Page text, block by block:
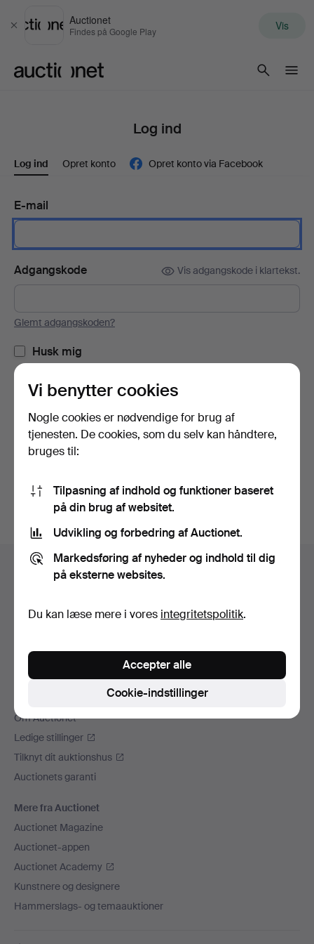
Luk
Auctionet
Findes på Google Play Vis
Log ind
Log ind Opret konto Opret konto via Facebook
E-mail
Adgangskode Vis adgangskode i klartekst.
Glemt adgangskoden?
Husk mig
Log ind
eller log ind via Facebook her
Sidefodsnavigation
Hjælp og kontaktoplysninger
Alle auktionshuse
Om Auctionet
Ledige stillinger
Tilknyt dit auktionshus
Auctionets garanti
Mere fra Auctionet
Auctionet Magazine
Auctionet-appen
Auctionet Academy
Kunstnere og designere
Hammerslags- og temaauktioner
Vi benytter cookies
Nogle cookies er nødvendige for brug af
tjenesten. De cookies, som du selv kan håndtere,
bruges til:
Tilpasning af indhold og funktioner baseret
på din brug af websitet.
Udvikling og forbedring af Auctionet.
Markedsføring af nyheder og indhold til dig
på eksterne websites.
Du kan læse mere i vores integritetspolitik.
Cookie-indstillinger
Accepter alle